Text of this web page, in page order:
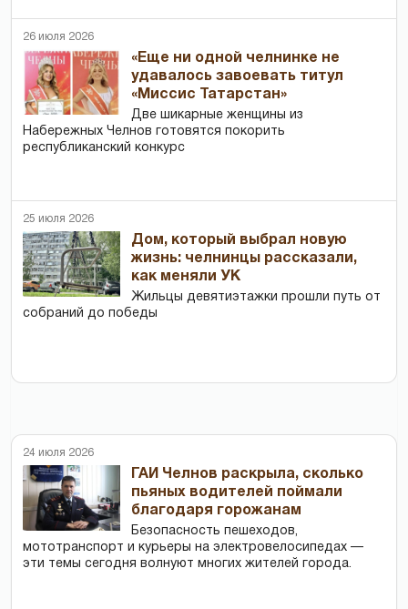
26 июля 2026
«Еще ни одной челнинке не
удавалось завоевать титул
«Миссис Татарстан»
Две шикарные женщины из
Набережных Челнов готовятся покорить
республиканский конкурс
25 июля 2026
Дом, который выбрал новую
жизнь: челнинцы рассказали,
как меняли УК
Жильцы девятиэтажки прошли путь от
собраний до победы
24 июля 2026
ГАИ Челнов раскрыла, сколько
пьяных водителей поймали
благодаря горожанам
Безопасность пешеходов,
мототранспорт и курьеры на электровелосипедах —
эти темы сегодня волнуют многих жителей города.